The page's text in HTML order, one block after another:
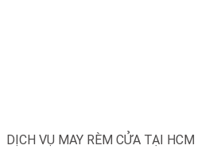
DỊCH VỤ MAY RÈM CỬA TẠI HCM